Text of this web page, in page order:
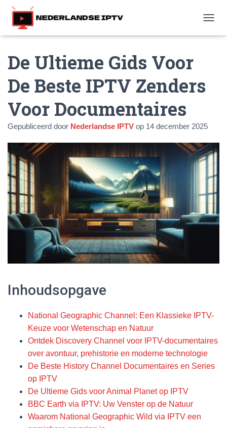
O
I
De Ultieme Gids Voor
De Beste IPTV Zenders
Voor Documentaires
Gepubliceerd door Nederlandse IPTV op 14 december 2025
Inhoudsopgave
National Geographic Channel: Een Klassieke IPTV-
Keuze voor Wetenschap en Natuur
Ontdek Discovery Channel voor IPTV-documentaires
over avontuur, prehistorie en moderne technologie
De Beste History Channel Documentaires en Series
op IPTV
De Ultieme Gids voor Animal Planet op IPTV
BBC Earth via IPTV: Uw Venster op de Natuur
Waarom National Geographic Wild via IPTV een